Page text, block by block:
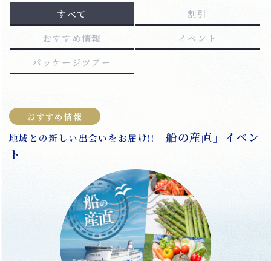
すべて
割引
おすすめ情報
イベント
パッケージツアー
おすすめ情報
地域との新しい出会いをお届け!!
「船の産直」イベン
ト